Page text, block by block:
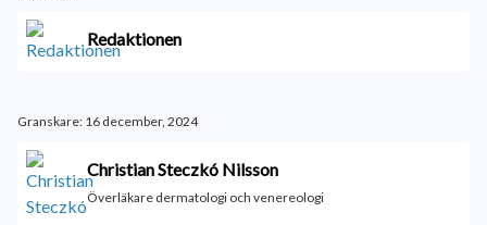
Redaktionen
Granskare: 16 december, 2024
Christian Steczkó Nilsson
Överläkare dermatologi och venereologi